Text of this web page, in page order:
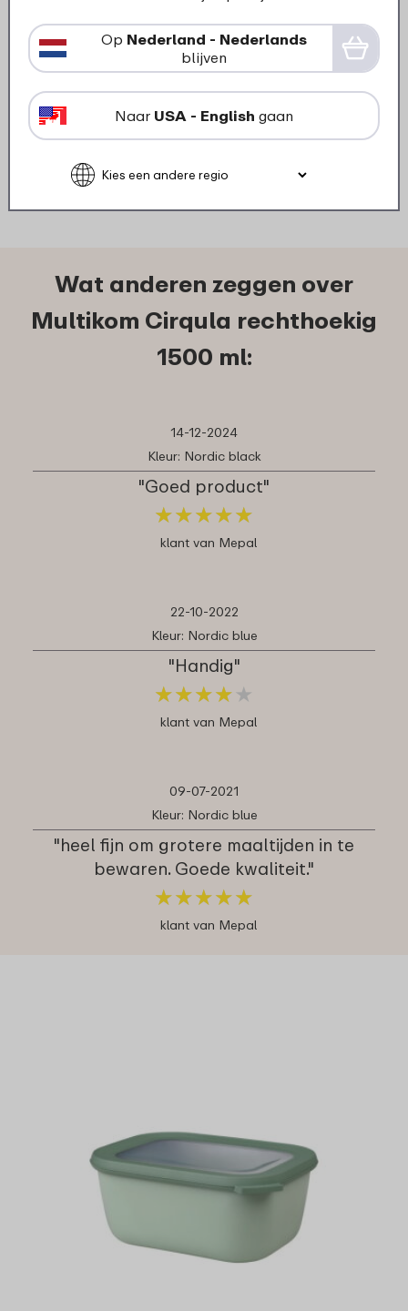
rechthoekig 1000/1500 ml -
Nordic sage
519
Wat anderen zeggen over
Multikom Cirqula rechthoekig
1500 ml:
14-12-2024
Kleur: Nordic black
"Goed product"
★★★★★
★★★★★
klant van Mepal
22-10-2022
Kleur: Nordic blue
"Handig"
★★★★ ★
★★★★ ★
klant van Mepal
09-07-2021
Kleur: Nordic blue
"heel fijn om grotere maaltijden in te
bewaren. Goede kwaliteit."
★★★★★
★★★★★
klant van Mepal
Op Nederland - Nederlands
blijven
Naar USA - English gaan